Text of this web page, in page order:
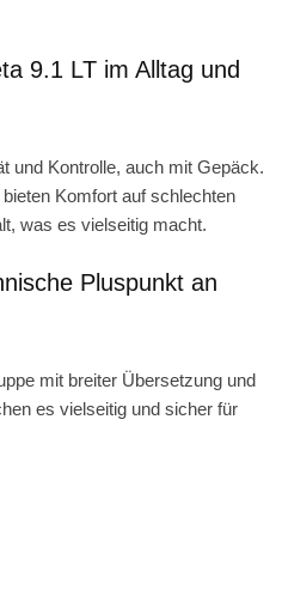
9.1 LT im Alltag und
und Kontrolle, auch mit Gepäck.
Komfort auf schlechten
was es vielseitig macht.
Pluspunkt an
mit breiter Übersetzung und
es vielseitig und sicher für